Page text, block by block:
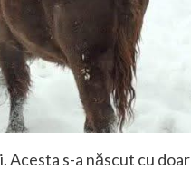
Acesta s-a născut cu doar